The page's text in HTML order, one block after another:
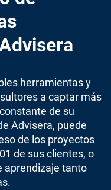
herramientas y
a captar más
de su
Advisera, puede
de los proyectos
de sus clientes, o
aprendizaje tanto